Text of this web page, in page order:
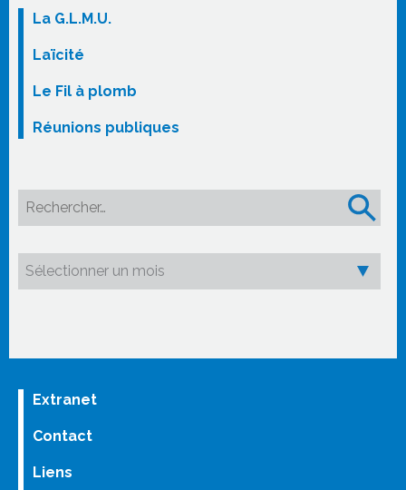
La G.L.M.U.
Laïcité
Le Fil à plomb
Réunions publiques
Rechercher :
Extranet
Contact
Liens